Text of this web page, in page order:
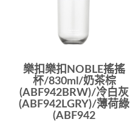
樂扣樂扣NOBLE搖搖
杯/830ml/奶茶棕
(ABF942BRW)/冷白灰
(ABF942LGRY)/薄荷綠
(ABF942